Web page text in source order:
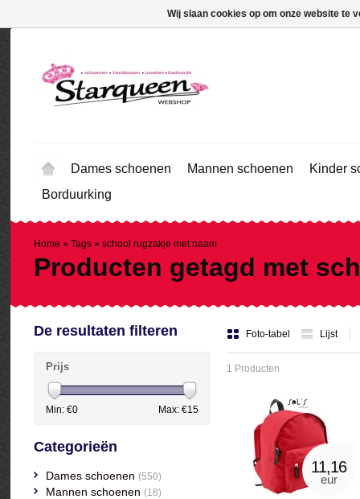
Dames schoenen Mannen schoenen
Kinder
Borduurking
Home » Tags » school rugzakje met naam
Producten getagd met
Foto-tabel Lijst
1 Producten
11,16
eur
De resultaten filteren
Prijs
Min: €0 Max: €15
Categorieën
Dames schoenen (550)
Mannen schoenen (18)
Wij slaan cookies op om onze website te